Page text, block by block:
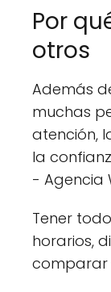
Por
otros
Además
muchas
atención,
la
- Agencia
Tener
horarios,
comparar